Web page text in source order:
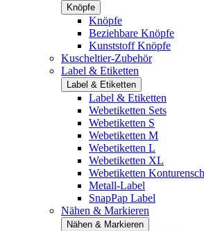
Knöpfe
Knöpfe
Beziehbare Knöpfe
Kunststoff Knöpfe
Kuscheltier-Zubehör
Label & Etiketten
Label & Etiketten
Label & Etiketten
Webetiketten Sets
Webetiketten S
Webetiketten M
Webetiketten L
Webetiketten XL
Webetiketten
Metall-Label
SnapPap Label
Nähen & Markieren
Nähen & Markieren